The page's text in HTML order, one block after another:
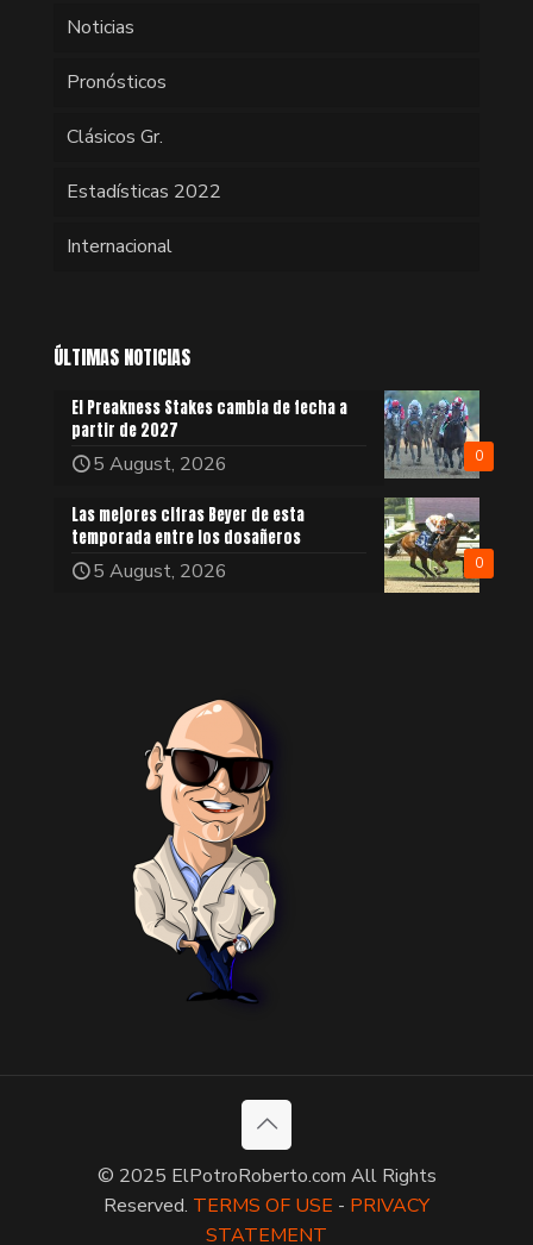
Noticias
Pronósticos
Clásicos Gr.
Estadísticas 2022
Internacional
ÚLTIMAS NOTICIAS
0
El Preakness Stakes cambia de fecha a
partir de 2027
5 August, 2026
0
Las mejores cifras Beyer de esta
temporada entre los dosañeros
5 August, 2026
© 2025 ElPotroRoberto.com All Rights
Reserved. TERMS OF USE - PRIVACY
STATEMENT